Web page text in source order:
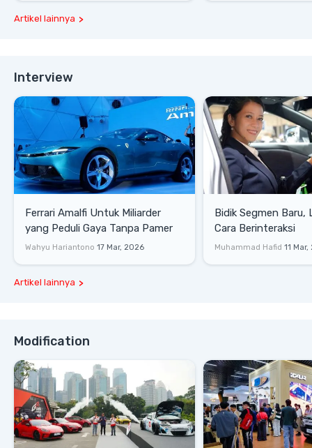
Artikel lainnya
Interview
Ferrari Amalfi Untuk Miliarder
yang Peduli Gaya Tanpa Pamer
Wahyu Hariantono 17 Mar, 2026
Bidik Segmen Baru,
Cara Berinteraksi
Muhammad Hafid 11
Artikel lainnya
Modification